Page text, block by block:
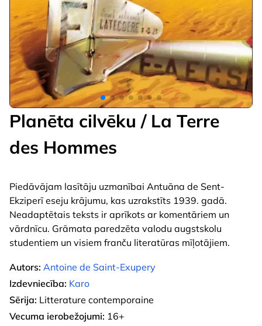
Planēta cilvēku / La Terre
des Hommes
Piedāvājam lasītāju uzmanībai Antuāna de Sent-
Ekziperī eseju krājumu, kas uzrakstīts 1939. gadā.
Neadaptētais teksts ir aprīkots ar komentāriem un
vārdnīcu. Grāmata paredzēta valodu augstskolu
studentiem un visiem franču literatūras mīļotājiem.
Autors: Antoine de Saint-Exupery
Izdevniecība: Karo
Sērija: Litterature contemporaine
Vecuma ierobežojumi: 16+